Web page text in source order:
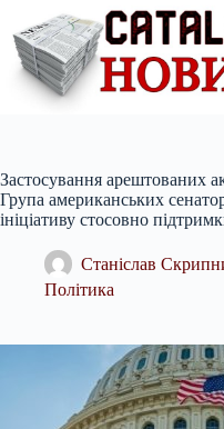
вмісту
Застосування арештованих
Група американських
ініціативу стосовно
Станіслав
Політика